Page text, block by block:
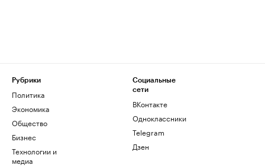
Рубрики
Политика
Экономика
Общество
Бизнес
Технологии и
медиа
Социальные
сети
ВКонтакте
Одноклассники
Telegram
Дзен